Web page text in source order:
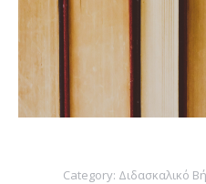
Category: Διδασκαλικό